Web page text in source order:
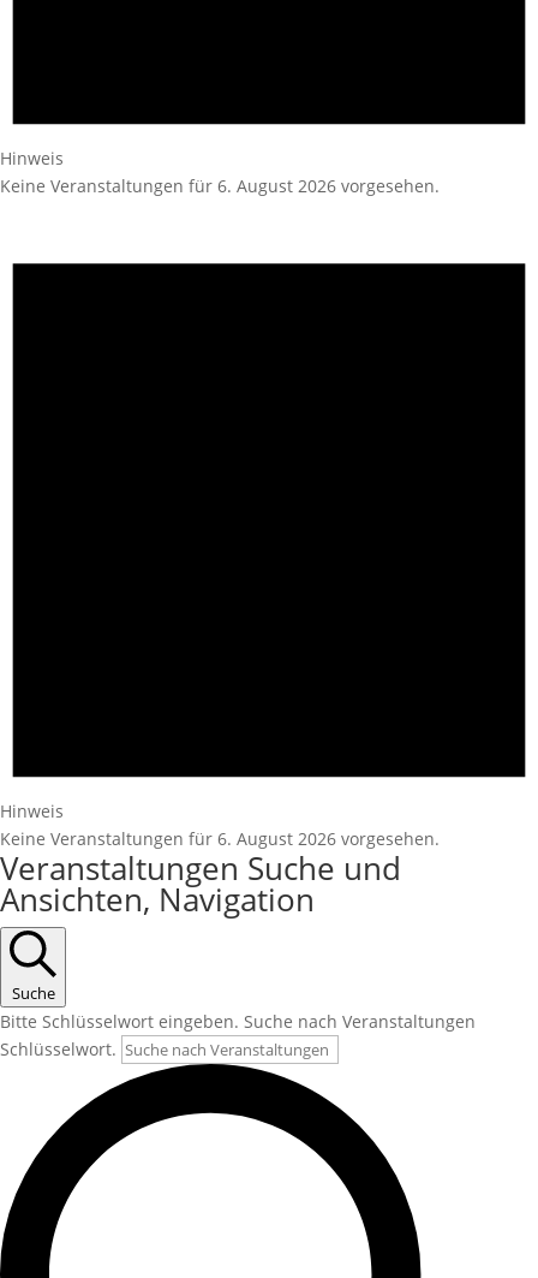
Hinweis
Keine Veranstaltungen für 6. August 2026 vorgesehen.
Hinweis
Keine Veranstaltungen für 6. August 2026 vorgesehen.
Veranstaltungen Suche und
Ansichten, Navigation
Suche
Bitte Schlüsselwort eingeben. Suche nach Veranstaltungen
Schlüsselwort.